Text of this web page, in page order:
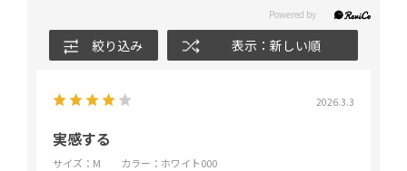
絞り込み 表示：新しい順
2026.3.3
実感する
サイズ：M
カラー：ホワイト000